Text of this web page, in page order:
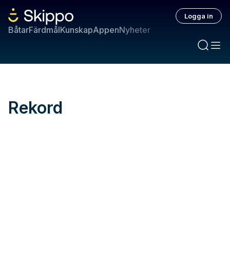
BåtarFärdmålKunskapAppenNyheter
Logga in
Rekord